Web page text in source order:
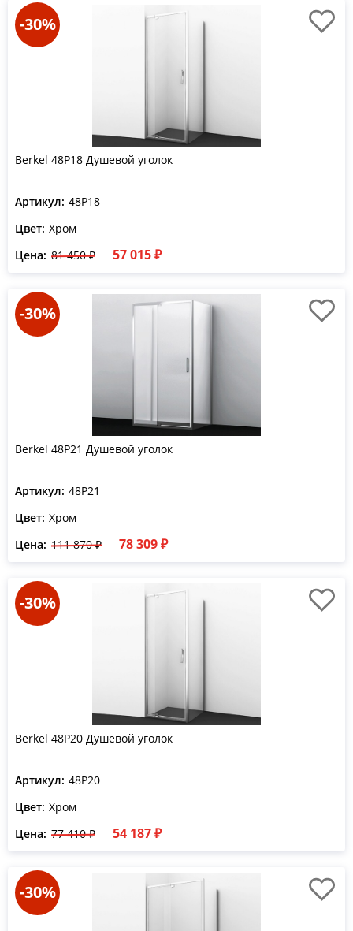
-30%
Berkel 48P18 Душевой уголок
Артикул: 48P18
Цвет: Хром
Цена: 81 450 ₽ 57 015 ₽
-30%
Berkel 48P21 Душевой уголок
Артикул: 48P21
Цвет: Хром
Цена: 111 870 ₽ 78 309 ₽
-30%
Berkel 48P20 Душевой уголок
Артикул: 48P20
Цвет: Хром
Цена: 77 410 ₽ 54 187 ₽
-30%